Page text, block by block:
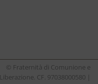
© Fraternità di Comunione e
Liberazione. CF. 97038000580 |